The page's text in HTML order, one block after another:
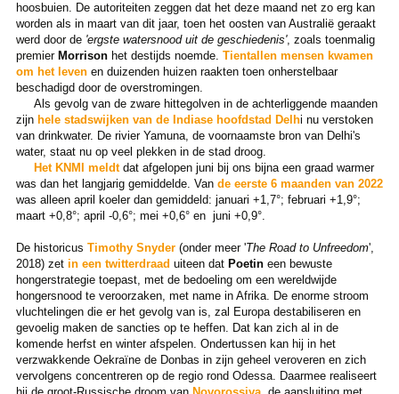
hoosbuien. De autoriteiten zeggen dat het deze maand net zo erg kan
worden als in maart van dit jaar, toen het oosten van Australië geraakt
werd door de 'ergste watersnood uit de geschiedenis', zoals toenmalig
premier Morrisonhet destijds noemde. Tientallen mensen kwamen
om het levenen duizenden huizen raakten toen onherstelbaar
beschadigd door de overstromingen.
Als gevolg van de zware hittegolven in de achterliggende maanden
zijn hele stadswijken van de Indiase hoofdstad Delhi nu verstoken
van drinkwater. De rivier Yamuna, de voornaamste bron van Delhi's
water, staat nu op veel plekken in de stad droog.
Het KNMI meldtdat afgelopen juni bij ons bijna een graad warmer
was dan het langjarig gemiddelde. Van de eerste 6 maanden van 2022
was alleen april koeler dan gemiddeld: januari +1,7°; februari +1,9°;
maart +0,8°; april -0,6°; mei +0,6° en juni +0,9°.
De historicus Timothy Snyder(onder meer 'The Road to Unfreedom',
2018) zet in een twitterdraad uiteen dat Poetineen bewuste
hongerstrategie toepast, met de bedoeling om een wereldwijde
hongersnood te veroorzaken, met name in Afrika. De enorme stroom
vluchtelingen die er het gevolg van is, zal Europa destabiliseren en
gevoelig maken de sancties op te heffen. Dat kan zich al in de
komende herfst en winter afspelen. Ondertussen kan hij in het
verzwakkende Oekraïne de Donbas in zijn geheel veroveren en zich
vervolgens concentreren op de regio rond Odessa. Daarmee realiseert